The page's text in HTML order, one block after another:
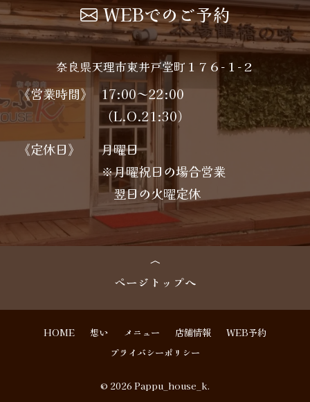
WEBでのご予約
奈良県天理市東井戸堂町１７６−１−２
《営業時間》
17:00～22:00
（L.O.21:30）
《定休日》
月曜日
※月曜祝日の場合営業
翌日の火曜定休
ページトップへ
HOME 想い メニュー 店舗情報
WEB予約
プライバシーポリシー
© 2026 Pappu_house_k.